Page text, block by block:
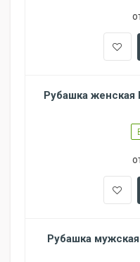
Рубашка женская
Рубашка